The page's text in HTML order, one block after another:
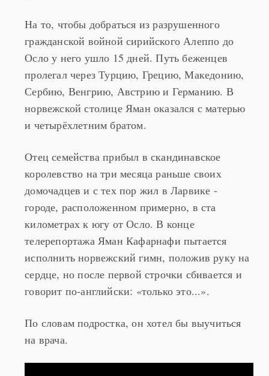
На то, чтобы добраться из разрушенного
гражданской войной сирийского Алеппо до
Осло у него ушло 15 дней. Путь беженцев
пролегал через Турцию, Грецию, Македонию,
Сербию, Венгрию, Австрию и Германию. В
норвежской столице Яман оказался с матерью
и четырёхлетним братом.
Отец семейства прибыл в скандинавское
королевство на три месяца раньше своих
домочадцев и с тех пор жил в Ларвике -
городе, расположенном примерно, в ста
километрах к югу от Осло. В конце
телерепортажа Яман Кафарнафи пытается
исполнить норвежский гимн, положив руку на
сердце, но после первой строчки сбивается и
говорит по-английски: «только это...».
По словам подростка, он хотел бы выучиться
на врача.